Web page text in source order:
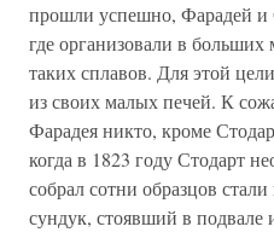
прошли успешно, Фарадей
где организовали в больших
таких сплавов. Для этой
из своих малых печей. К
Фарадея никто, кроме
когда в 1823 году Стодарт
собрал сотни образцов
сундук, стоявший в подвале